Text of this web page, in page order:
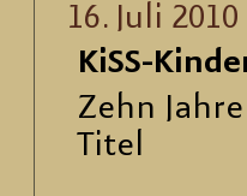
16. Juli 2010
KiSS-
Zehn
Titel